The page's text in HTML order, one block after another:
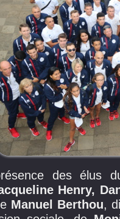
des élus
Henry,
Manuel Berthou,